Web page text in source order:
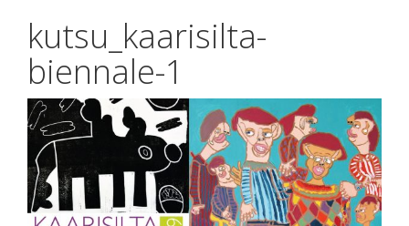
kutsu_kaarisilta-
biennale-1